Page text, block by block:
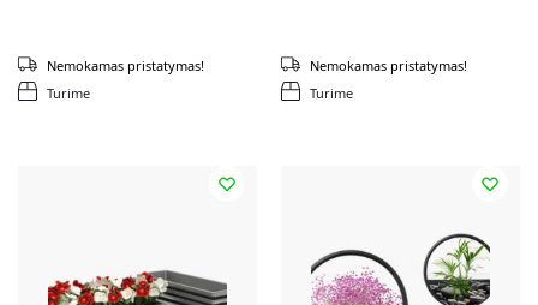
Turime
Nemokamas pristatymas!
Turime
Nemokamas pristatymas!